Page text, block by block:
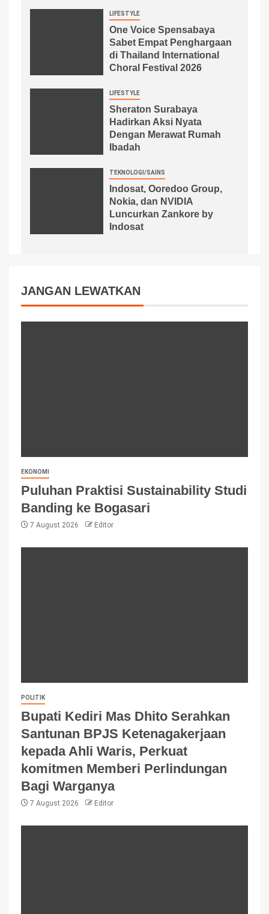
LIFESTYLE
One Voice Spensabaya
Sabet Empat Penghargaan
di Thailand International
Choral Festival 2026
LIFESTYLE
Sheraton Surabaya
Hadirkan Aksi Nyata
Dengan Merawat Rumah
Ibadah
TEKNOLOGI/SAINS
Indosat, Ooredoo Group,
Nokia, dan NVIDIA
Luncurkan Zankore by
Indosat
JANGAN LEWATKAN
EKONOMI
Puluhan Praktisi Sustainability Studi
Banding ke Bogasari
7 August 2026 Editor
POLITIK
Bupati Kediri Mas Dhito Serahkan
Santunan BPJS Ketenagakerjaan
kepada Ahli Waris, Perkuat
komitmen Memberi Perlindungan
Bagi Warganya
7 August 2026 Editor